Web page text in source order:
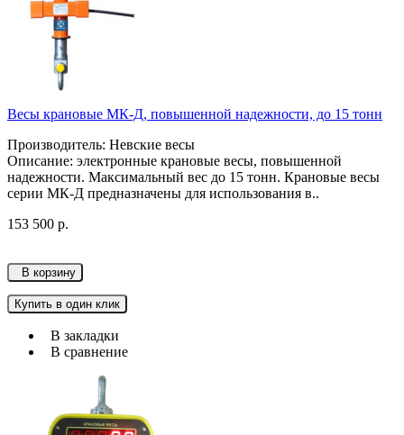
Весы крановые МК-Д, повышенной надежности, до 15 тонн
Производитель: Невские весы
Описание: электронные крановые весы, повышенной
надежности. Максимальный вес до 15 тонн. Крановые весы
серии МК-Д предназначены для использования в..
153 500 р.
В корзину
Купить в один клик
В закладки
В сравнение